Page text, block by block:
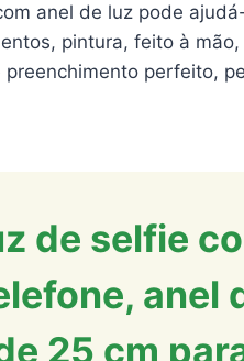
anel de luz pode
pintura, feito à mão,
perfeito,
de selfie
anel
25 cm